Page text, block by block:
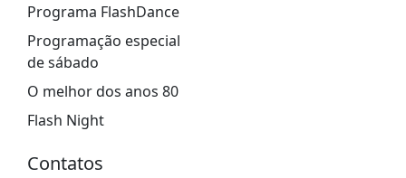
Programa FlashDance
Programação especial
de sábado
O melhor dos anos 80
Flash Night
Contatos